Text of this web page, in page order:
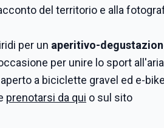
del territorio e alla
per un aperitivo-
per unire lo sport
a biciclette gravel ed e-
prenotarsi da qui o sul sito